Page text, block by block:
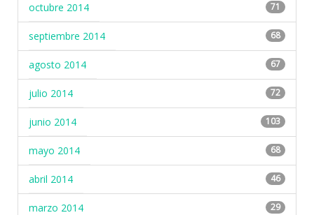
octubre 2014 71
septiembre 2014 68
agosto 2014 67
julio 2014 72
junio 2014 103
mayo 2014 68
abril 2014 46
marzo 2014 29